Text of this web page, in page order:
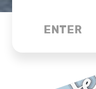
ENTER